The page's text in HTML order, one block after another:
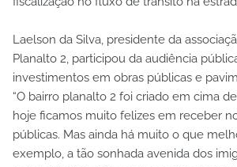
Laelson da Silva, presidente da
Planalto 2, participou da audiência
investimentos em obras públicas e
“O bairro planalto 2 foi criado em cima
hoje ficamos muito felizes em receber
públicas. Mas ainda há muito o que
exemplo, a tão sonhada avenida dos